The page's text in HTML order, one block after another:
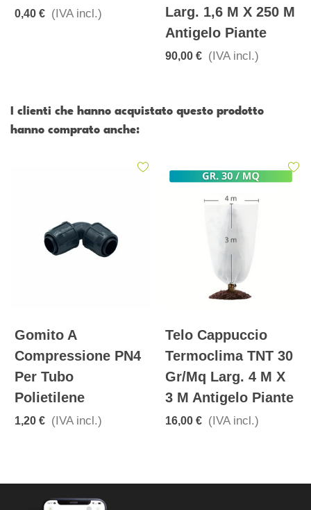
0,40 € (IVA incl.)
Larg. 1,6 M X 250 M
Antigelo Piante
90,00 € (IVA incl.)
I clienti che hanno acquistato questo prodotto
hanno comprato anche:
Gomito A
Compressione PN4
Per Tubo
Polietilene
1,20 € (IVA incl.)
Telo Cappuccio
Termoclima TNT 30
Gr/mq Larg. 4 M X
3 M Antigelo Piante
16,00 € (IVA incl.)